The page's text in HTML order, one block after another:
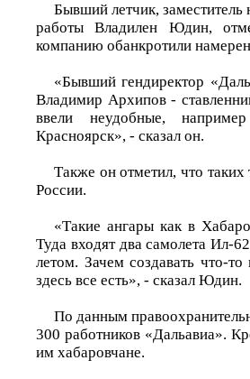
Бывший летчик, заместитель
работы Владилен Юдин,
компанию обанкротили
«Бывший гендиректор
Владимир Архипов -
ввели неудобные,
Красноярск», - сказал он.
Также он отметил, что
России.
«Такие ангары как в
Туда входят два самолета Ил-
летом. Зачем создавать что-
здесь все есть», - сказал Юдин.
По данным
300 работников «Дальавиа».
им хабаровчане.